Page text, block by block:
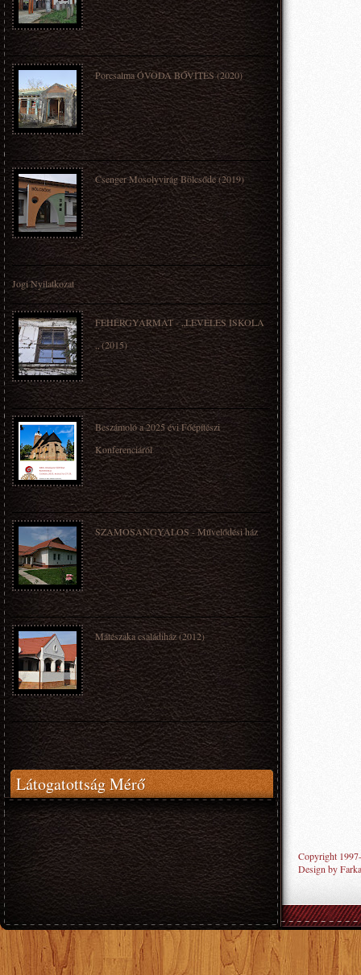
Porcsalma ÓVODA BŐVÍTÉS (2020)
Csenger Mosolyvirág Bölcsőde (2019)
Jogi Nyilatkozat
FEHÉRGYARMAT - „LEVELES ISKOLA
„ (2015)
Beszámoló a 2025 évi Főépítészi
Konferenciáról
SZAMOSANGYALOS - Művelődési ház
Mátészaka családiház (2012)
Látogatottság Mérő
Copyright
Design by